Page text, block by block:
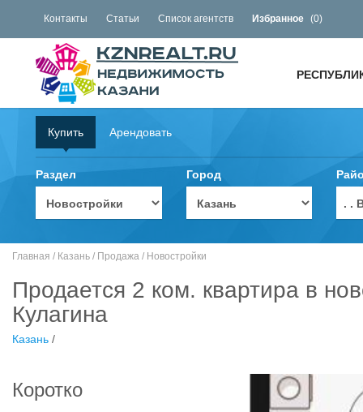
Контакты Статьи Список агентств Избранное (0)
Купить Арендовать
Раздел Город
. .
Главная / Казань / Продажа / Новостройки
Продается 2 ком. квартира в
Кулагина
Казань /
Коротко